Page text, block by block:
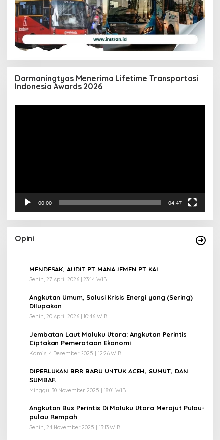
Darmaningtyas Menerima Lifetime Transportasi
Indonesia Awards 2026
00:00 04:47
Opini
MENDESAK, AUDIT PT MANAJEMEN PT KAI
Senin, 27 April 2026 | 23:14 WIB
Angkutan Umum, Solusi Krisis Energi yang (Sering)
Dilupakan
Senin, 20 April 2026 | 10:46 WIB
Jembatan Laut Maluku Utara: Angkutan Perintis
Ciptakan Pemerataan Ekonomi
Kamis, 4 Desember 2025 | 12:26 WIB
DIPERLUKAN BRR BARU UNTUK ACEH, SUMUT, DAN
SUMBAR
Minggu, 30 November 2025 | 18:01 WIB
Angkutan Bus Perintis Di Maluku Utara Merajut Pulau-
pulau Rempah
Senin, 24 November 2025 | 13:13 WIB